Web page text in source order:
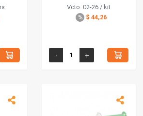
Vcto. 02-26 / kit
% $ 44,26